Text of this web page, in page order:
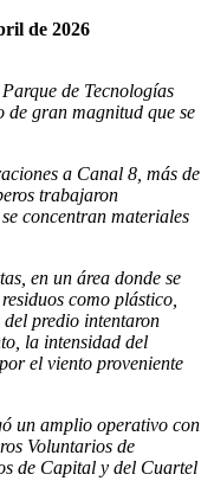
de 2026
de Tecnologías
de gran magnitud que se
a Canal 8, más de
trabajaron
concentran materiales
en un área donde se
como plástico,
predio intentaron
la intensidad del
el viento proveniente
un amplio operativo con
Voluntarios de
de Capital y del Cuartel